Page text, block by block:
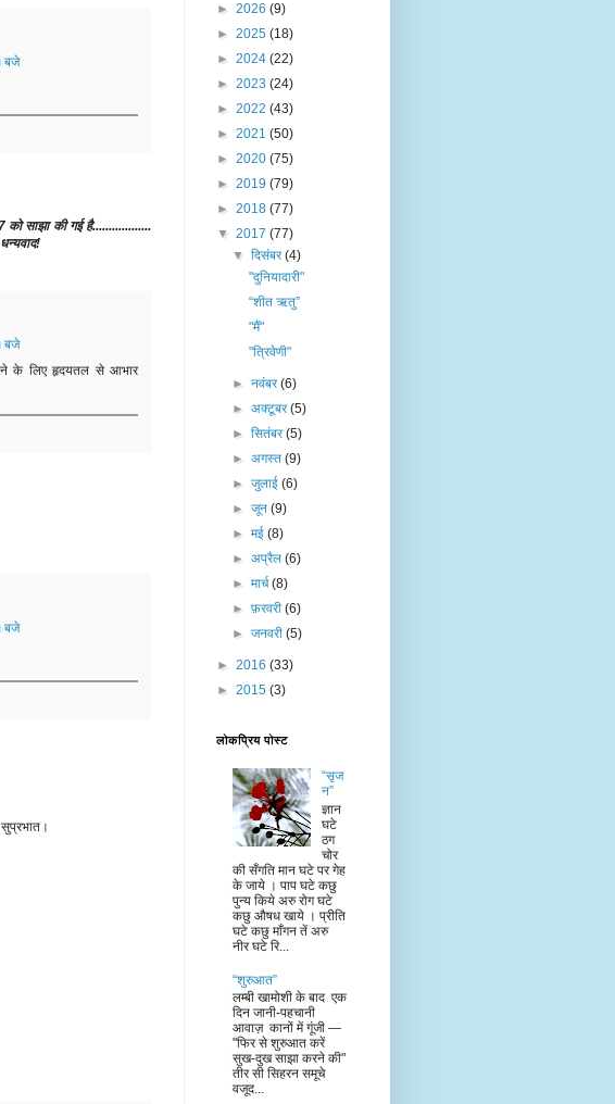
बजे
को साझा की गई है..................
बजे
के लिए‎ हृदयतल से आभार
बजे
► 2026 (9)
► 2025 (18)
► 2024 (22)
► 2023 (24)
► 2022 (43)
► 2021 (50)
► 2020 (75)
► 2019 (79)
► 2018 (77)
▼ 2017 (77)
▼दिसंबर(4)
"दुनियादारी"
“शीत ऋतु”
"मैं"
"त्रिवेणी"
►नवंबर(6)
►अक्टूबर(5)
►सितंबर(5)
►अगस्त(9)
►जुलाई(6)
►जून(9)
►मई(8)
►अप्रैल(6)
►मार्च(8)
►फ़रवरी(6)
►जनवरी(5)
► 2016 (33)
► 2015 (3)
लोकप्रिय पोस्ट
“सृज
न”
ज्ञान
घटे
ठग
चोर
की सँगति मान घटे पर गेह
के जाये । पाप घटे कछु
पुन्य किये अरु रोग घटे
कछु औषध खाये । प्रीति
घटे कछु माँगन तें अरु
नीर घटे रि...
“शुरुआत”
लम्बी खामोशी के बाद एक
दिन जानी-पहचानी
आवाज़ कानों में गूंजी —
"फिर से शुरुआत करें
सुख-दुख साझा करने की"
तीर सी सिहरन समूचे
वजूद...